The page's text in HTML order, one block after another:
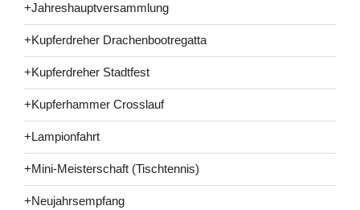
+Jahreshauptversammlung
+Kupferdreher Drachenbootregatta
+Kupferdreher Stadtfest
+Kupferhammer Crosslauf
+Lampionfahrt
+Mini-Meisterschaft (Tischtennis)
+Neujahrsempfang